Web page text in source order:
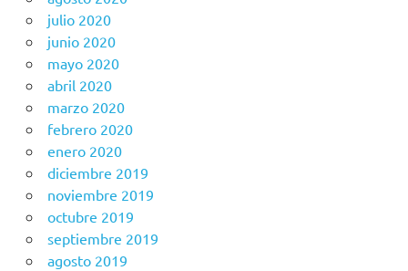
julio 2020
junio 2020
mayo 2020
abril 2020
marzo 2020
febrero 2020
enero 2020
diciembre 2019
noviembre 2019
octubre 2019
septiembre 2019
agosto 2019